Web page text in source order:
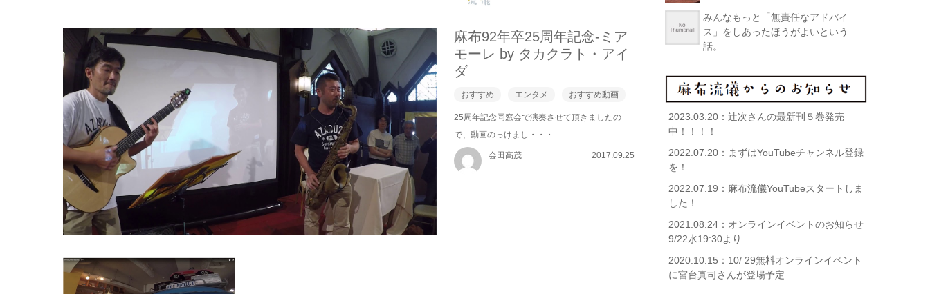
麻布92年卒25周年記念-ミア
モーレ by タカクラト・アイ
ダ
おすすめ エンタメ おすすめ動画
25周年記念同窓会で演奏させて頂きましたの
で、動画のっけまし・・・
会田高茂 2017.09.25
みんなもっと「無責任なアドバイ
ス」をしあったほうがよいという
話。
2023.03.20： 辻次さんの最新刊５巻発売
中！！！！
2022.07.20： まずはYouTubeチャンネル登録
を！
2022.07.19： 麻布流儀YouTubeスタートしま
した！
2021.08.24： オンラインイベントのお知らせ
9/22水19:30より
2020.10.15： 10/ 29無料オンラインイベント
に宮台真司さんが登場予定